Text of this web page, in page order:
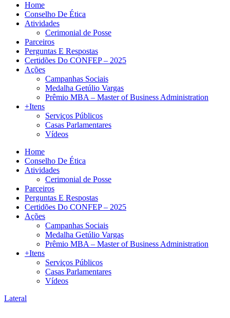
Home
Conselho De Ética
Atividades
Cerimonial de Posse
Parceiros
Perguntas E Respostas
Certidões Do CONFEP – 2025
Ações
Campanhas Sociais
Medalha Getúlio Vargas
Prêmio MBA – Master of Business Administration
+Itens
Serviços Públicos
Casas Parlamentares
Vídeos
Home
Conselho De Ética
Atividades
Cerimonial de Posse
Parceiros
Perguntas E Respostas
Certidões Do CONFEP – 2025
Ações
Campanhas Sociais
Medalha Getúlio Vargas
Prêmio MBA – Master of Business Administration
+Itens
Serviços Públicos
Casas Parlamentares
Vídeos
Lateral